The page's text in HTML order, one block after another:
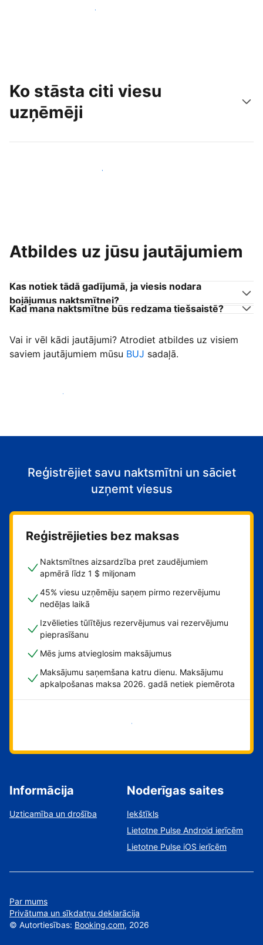
Sasniegt jaunus viesus jau šodien
Ko stāsta citi viesu
uzņēmēji
Pievienoties citiem viesu uzņēmējiem
Atbildes uz jūsu jautājumiem
Kas notiek tādā gadījumā, ja viesis nodara
bojājumus naktsmītnei?
Kad mana naktsmītne būs redzama tiešsaistē?
Vai ir vēl kādi jautājumi? Atrodiet atbildes uz visiem
saviem jautājumiem mūsu BUJ sadaļā.
Sākt uzņemt viesus
Reģistrējiet savu naktsmītni un sāciet
uzņemt viesus
Reģistrējieties bez maksas
Naktsmītnes aizsardzība pret zaudējumiem
apmērā līdz 1 $ miljonam
45% viesu uzņēmēju saņem pirmo rezervējumu
nedēļas laikā
Izvēlieties tūlītējus rezervējumus vai rezervējumu
pieprasīšanu
Mēs jums atvieglosim maksājumus
Maksājumu saņemšana katru dienu. Maksājumu
apkalpošanas maksa 2026. gadā netiek piemērota
Sāciet tūlīt!
Informācija
Uzticamība un drošība
Noderīgas saites
Iekštīkls
Lietotne Pulse Android ierīcēm
Lietotne Pulse iOS ierīcēm
Par mums
Privātuma un sīkdatņu deklarācija
© Autortiesības: Booking.com, 2026